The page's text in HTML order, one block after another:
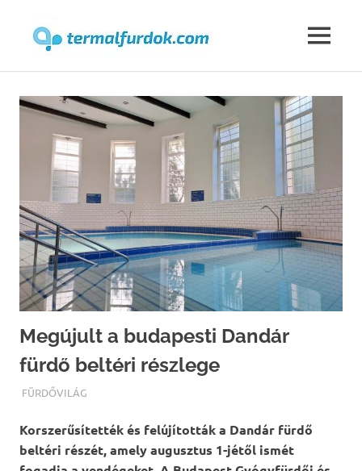
content
MENU
Megújult a budapesti Dandár
fürdő beltéri részlege
TERMALFURDOK.COM
FÜRDŐVILÁG
Korszerűsítették és felújították a Dandár fürdő
beltéri részét, amely augusztus 1-jétől ismét